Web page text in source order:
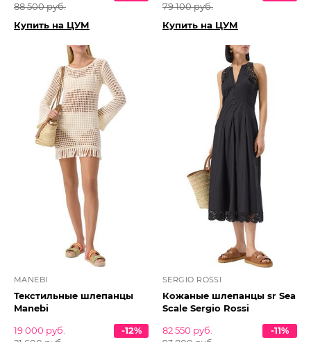
88 500 руб.
Купить на ЦУМ
79 100 руб.
Купить на ЦУМ
MANEBI
Текстильные шлепанцы
Manebi
19 000 руб.
-12%
SERGIO ROSSI
Кожаные шлепанцы sr Sea
Scale Sergio Rossi
82 550 руб.
-11%